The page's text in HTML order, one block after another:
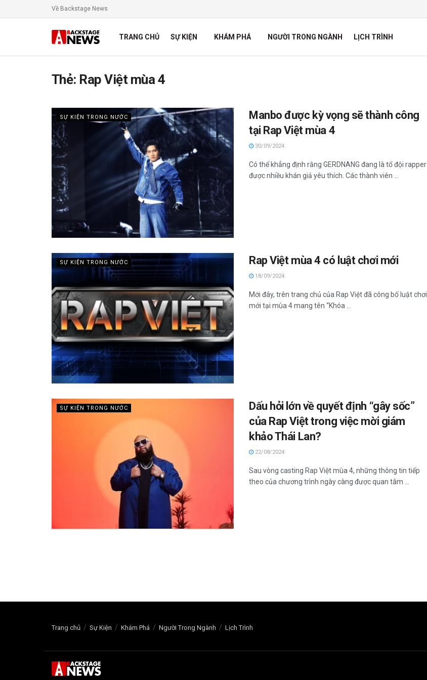
Về Backstage News
TRANG CHỦ SỰ KIỆN KHÁM PHÁ NGƯỜI TRONG NGÀNH LỊCH TRÌNH
Thẻ: Rap Việt mùa 4
SỰ KIỆN TRONG NƯỚC
Manbo được kỳ vọng sẽ thành công
tại Rap Việt mùa 4
30/09/2024
Có thể khẳng định rằng GERDNANG đang là tổ đội rapper
được nhiều khán giả yêu thích. Các thành viên ...
SỰ KIỆN TRONG NƯỚC Rap Việt mùa 4 có luật chơi mới
18/09/2024
Mới đây, trên trang chủ của Rap Việt đã công bố luật chơi
mới tại mùa 4 mang tên “Khóa ...
SỰ KIỆN TRONG NƯỚC
Dấu hỏi lớn về quyết định “gây sốc”
của Rap Việt trong việc mời giám
khảo Thái Lan?
22/08/2024
Sau vòng casting Rap Việt mùa 4, những thông tin tiếp
theo của chương trình ngày càng được quan tâm ...
Trang chủ Sự Kiện Khám Phá Người Trong Ngành Lịch Trình